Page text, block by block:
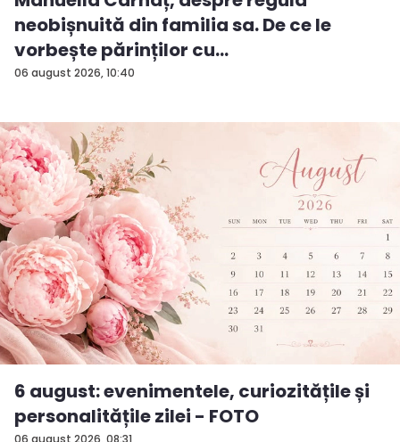
06 august 2026, 10:40
neobișnuită din familia sa. De ce le
vorbește părinților cu
„dumneavoastră...
06 august 2026, 08:31
6 august: evenimentele, curiozitățile și
personalitățile zilei - FOTO